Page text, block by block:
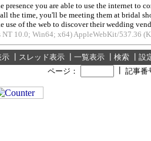
presence you are able to use the internet to
the time, you'll be meeting them at bridal
use of the web to discover their wedding
10.0; Win64; x64) AppleWebKit/537.36
示 スレッド表示 一覧表示 検索 設
ページ：
記事番